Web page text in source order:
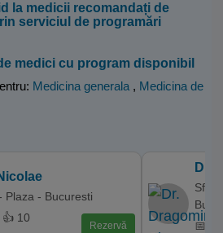
la medicii recomandați de
serviciul de programări
medici cu program disponibil
Medicina generala , Medicina de
Plaza - Bucuresti
👍 10
Rezervă
Dr.
📅